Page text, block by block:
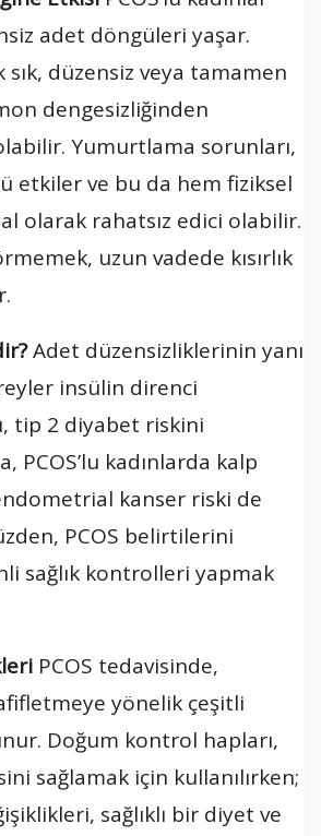
adet döngüleri yaşar.
sık, düzensiz veya tamamen
dengesizliğinden
Yumurtlama sorunları,
etkiler ve bu da hem fiziksel
olarak rahatsız edici olabilir.
uzun vadede kısırlık
Adet düzensizliklerinin yanı
insülin direnci
tip 2 diyabet riskini
PCOS’lu kadınlarda kalp
kanser riski de
PCOS belirtilerini
sağlık kontrolleri yapmak
PCOS tedavisinde,
yönelik çeşitli
Doğum kontrol hapları,
sağlamak için kullanılırken;
sağlıklı bir diyet ve